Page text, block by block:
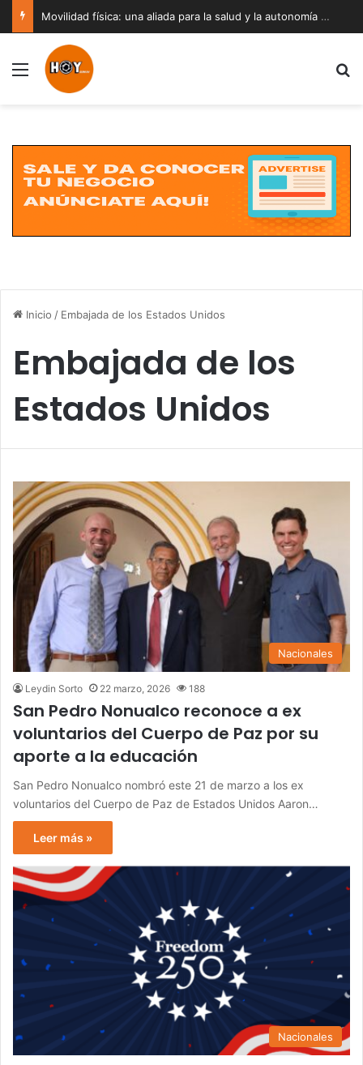
Movilidad física: una aliada para la salud y la autonomía a cualquier edad
Menú
Inicio / Embajada de los Estados Unidos
Embajada de los
Estados Unidos
Nacionales
Leydin Sorto 22 marzo, 2026 188
San Pedro Nonualco reconoce a ex
voluntarios del Cuerpo de Paz por su
aporte a la educación
San Pedro Nonualco nombró este 21 de marzo a los ex
voluntarios del Cuerpo de Paz de Estados Unidos Aaron…
Leer más »
Nacionales